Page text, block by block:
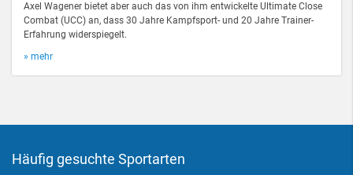
Axel Wagener bietet aber auch das von ihm entwickelte Ultimate Close
Combat (UCC) an, dass 30 Jahre Kampfsport- und 20 Jahre Trainer-
Erfahrung widerspiegelt.
» mehr
Häufig gesuchte Sportarten